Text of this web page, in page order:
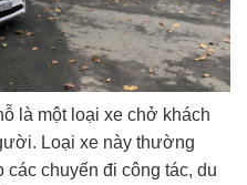
là một loại xe chở khách
Loại xe này thường
chuyến đi công tác, du